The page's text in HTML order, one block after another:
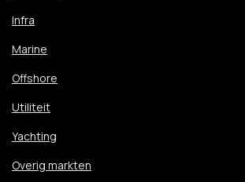
Infra
Marine
Offshore
Utiliteit
Yachting
Overig markten